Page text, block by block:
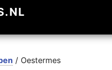
/ Oestermes